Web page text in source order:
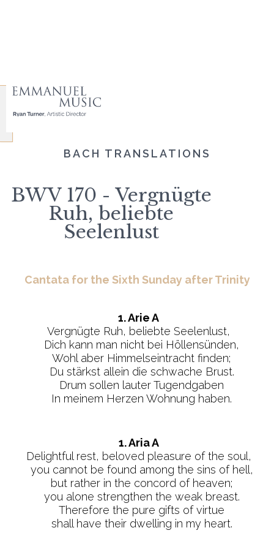
BACH TRANSLATIONS
BWV 170 - Vergnügte
Ruh, beliebte
Seelenlust
Cantata for the Sixth Sunday after Trinity
1. Arie A
Vergnügte Ruh, beliebte Seelenlust,
Dich kann man nicht bei Höllensünden,
Wohl aber Himmelseintracht finden;
Du stärkst allein die schwache Brust.
Drum sollen lauter Tugendgaben
In meinem Herzen Wohnung haben.
1. Aria A
Delightful rest, beloved pleasure of the soul,
you cannot be found among the sins of hell,
but rather in the concord of heaven;
you alone strengthen the weak breast.
Therefore the pure gifts of virtue
shall have their dwelling in my heart.